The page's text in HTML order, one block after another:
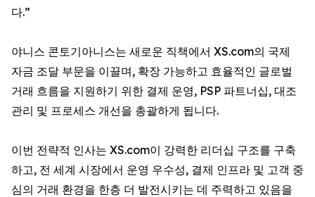
다.”
야니스 콘토기아니스는 새로운 직책에서 XS.com의 국제
자금 조달 부문을 이끌며, 확장 가능하고 효율적인 글로벌
거래 흐름을 지원하기 위한 결제 운영, PSP 파트너십, 대조
관리 및 프로세스 개선을 총괄하게 됩니다.
이번 전략적 인사는 XS.com이 강력한 리더십 구조를 구축
하고, 전 세계 시장에서 운영 우수성, 결제 인프라 및 고객 중
심의 거래 환경을 한층 더 발전시키는 데 주력하고 있음을